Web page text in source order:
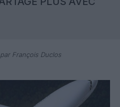
par François Duclos